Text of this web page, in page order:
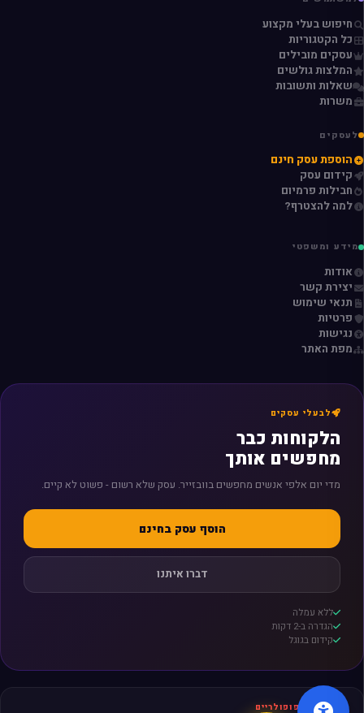
חיפוש בעלי מקצוע
כל הקטגוריות
עסקים מובילים
המלצות גולשים
שאלות ותשובות
משרות
לעסקים
הוספת עסק חינם
קידום עסק
חבילות פרמיום
למה להצטרף?
מידע ומשפטי
אודות
יצירת קשר
תנאי שימוש
פרטיות
נגישות
מפת האתר
לבעלי עסקים
הלקוחות כבר
מחפשים אותך
מדי יום אלפי אנשים מחפשים בוובזייר. עסק שלא רשום - פשוט לא קיים.
הוסף עסק בחינם
דברו איתנו
ללא עמלה
הגדרה ב-2 דקות
קידום בגוגל
חיפושים פופולריים